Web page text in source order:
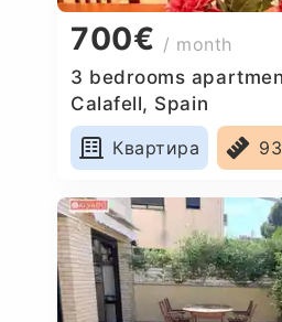
700€ / month
3 bedrooms
Calafell, Spain
Квартира